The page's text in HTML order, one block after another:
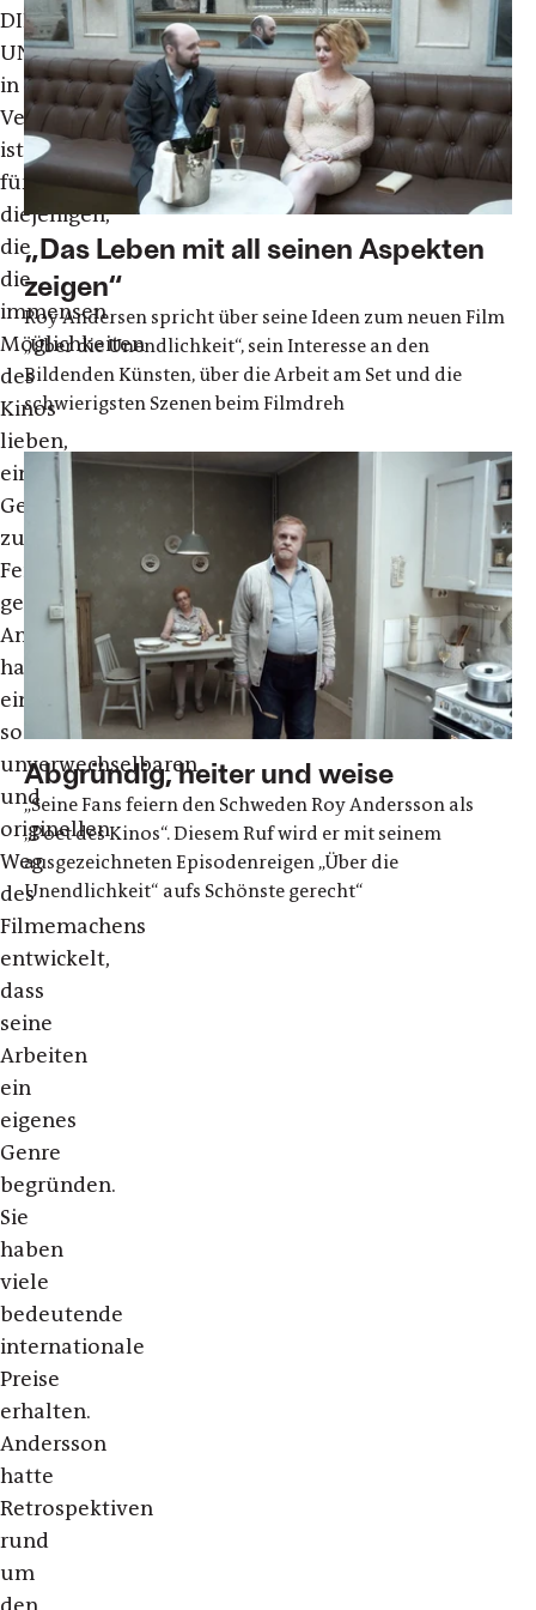
DIE
UNENDLICHKEIT
in
Venedig
ist
für
diejenigen,
die
die
immensen
Möglichkeiten
des
Kinos
lieben,
eine
Gelegenheit
zum
Feiern
gewesen.
Andersson
hat
einen
so
unverwechselbaren
und
originellen
Weg
des
Filmemachens
entwickelt,
dass
seine
Arbeiten
ein
eigenes
Genre
begründen.
Sie
haben
viele
bedeutende
internationale
Preise
erhalten.
Andersson
hatte
Retrospektiven
rund
um
„Das Leben mit all seinen Aspekten
zeigen“
Roy Andersen spricht über seine Ideen zum neuen Film
„Über die Unendlichkeit“, sein Interesse an den
Bildenden Künsten, über die Arbeit am Set und die
schwierigsten Szenen beim Filmdreh
Abgründig, heiter und weise
„Seine Fans feiern den Schweden Roy Andersson als
„Poet des Kinos“. Diesem Ruf wird er mit seinem
ausgezeichneten Episodenreigen „Über die
Unendlichkeit“ aufs Schönste gerecht“